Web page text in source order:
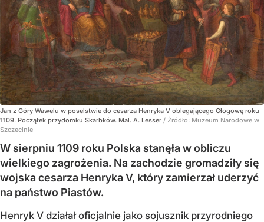
Jan z Góry Wawelu w poselstwie do cesarza Henryka V oblegającego Głogowę roku
1109. Początek przydomku Skarbków. Mal. A. Lesser / Źródło: Muzeum Narodowe w
Szczecinie
W sierpniu 1109 roku Polska stanęła w obliczu
wielkiego zagrożenia. Na zachodzie gromadziły się
wojska cesarza Henryka V, który zamierzał uderzyć
na państwo Piastów.
Henryk V działał oficjalnie jako sojusznik przyrodniego